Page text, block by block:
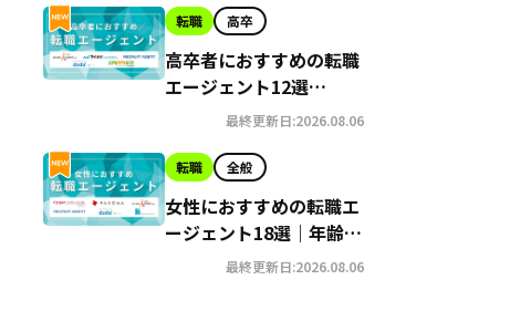
転職 高卒
高卒者におすすめの転職
エージェント12選
【2026年最新版】
最終更新日:2026.08.06
転職 全般
女性におすすめの転職エ
ージェント18選｜年齢・
未経験など目的別に紹介
最終更新日:2026.08.06